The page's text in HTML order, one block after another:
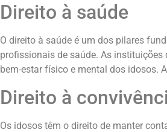
Direito à saúde
O direito à saúde é um dos pilares
profissionais de saúde. As
bem-estar físico e mental dos idosos.
Direito à
Os idosos têm o direito de manter